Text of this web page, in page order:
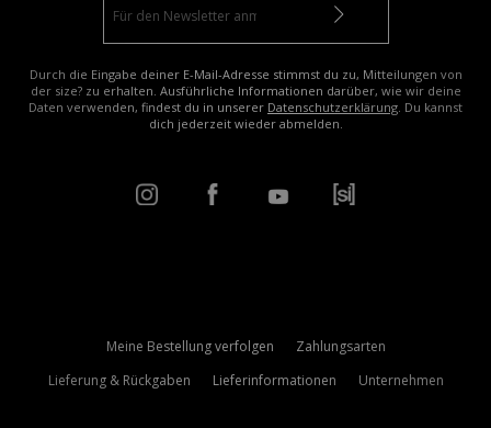
Durch die Eingabe deiner E-Mail-Adresse stimmst du zu, Mitteilungen von
der size? zu erhalten. Ausführliche Informationen darüber, wie wir deine
Daten verwenden, findest du in unserer Datenschutzerklärung. Du kannst
dich jederzeit wieder abmelden.
Meine Bestellung verfolgen
Zahlungsarten
Lieferung & Rückgaben
Lieferinformationen Unternehmen